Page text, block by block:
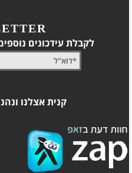
לקבלת עידכונים
קנית אצלנו